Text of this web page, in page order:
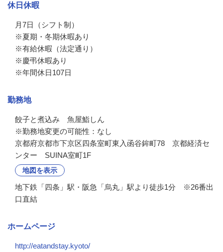
休日休暇
月7日（シフト制）
※夏期・冬期休暇あり
※有給休暇（法定通り）
※慶弔休暇あり
※年間休日107日
勤務地
餃子と煮込み　魚屋鮨しん
※勤務地変更の可能性：なし
京都府京都市下京区四条室町東入函谷鉾町78 京都経済セ
ンター SUINA室町1F
地図を表示
地下鉄「四条」駅・阪急「烏丸」駅より徒歩1分 ※26番出
口直結
ホームページ
http://eatandstay.kyoto/